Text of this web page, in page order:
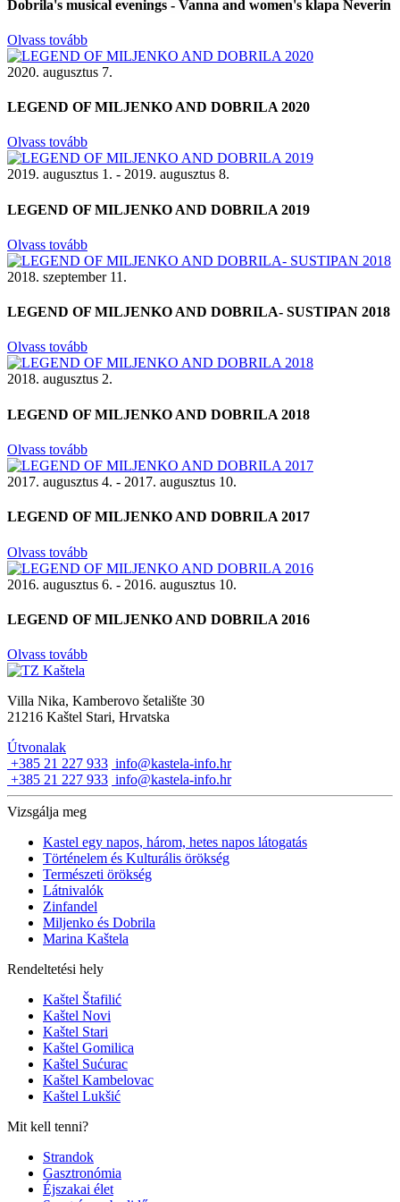
Dobrila's musical evenings - Vanna and women's klapa Neverin
Olvass tovább
2020. augusztus 7.
LEGEND OF MILJENKO AND DOBRILA 2020
Olvass tovább
2019. augusztus 1. - 2019. augusztus 8.
LEGEND OF MILJENKO AND DOBRILA 2019
Olvass tovább
2018. szeptember 11.
LEGEND OF MILJENKO AND DOBRILA- SUSTIPAN 2018
Olvass tovább
2018. augusztus 2.
LEGEND OF MILJENKO AND DOBRILA 2018
Olvass tovább
2017. augusztus 4. - 2017. augusztus 10.
LEGEND OF MILJENKO AND DOBRILA 2017
Olvass tovább
2016. augusztus 6. - 2016. augusztus 10.
LEGEND OF MILJENKO AND DOBRILA 2016
Olvass tovább
Villa Nika, Kamberovo šetalište 30
21216 Kaštel Stari, Hrvatska
Útvonalak
+385 21 227 933 info@kastela-info.hr
+385 21 227 933 info@kastela-info.hr
Vizsgálja meg
Kastel egy napos, három, hetes napos látogatás
Történelem és Kulturális örökség
Természeti örökség
Látnivalók
Zinfandel
Miljenko és Dobrila
Marina Kaštela
Rendeltetési hely
Kaštel Štafilić
Kaštel Novi
Kaštel Stari
Kaštel Gomilica
Kaštel Sućurac
Kaštel Kambelovac
Kaštel Lukšić
Mit kell tenni?
Strandok
Gasztronómia
Éjszakai élet